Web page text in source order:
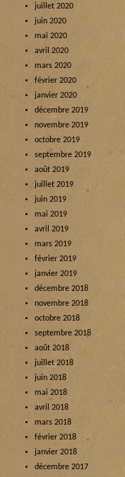
juillet 2020
juin 2020
mai 2020
avril 2020
mars 2020
février 2020
janvier 2020
décembre 2019
novembre 2019
octobre 2019
septembre 2019
août 2019
juillet 2019
juin 2019
mai 2019
avril 2019
mars 2019
février 2019
janvier 2019
décembre 2018
novembre 2018
octobre 2018
septembre 2018
août 2018
juillet 2018
juin 2018
mai 2018
avril 2018
mars 2018
février 2018
janvier 2018
décembre 2017